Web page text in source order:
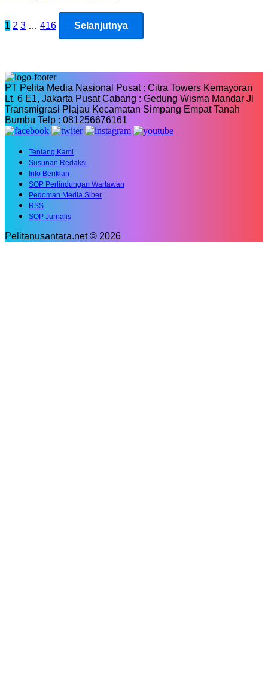
Paginasi
pos
1 2 3 … 416 Selanjutnya
PT Pelita Media Nasional Pusat : Citra Towers Kemayoran
Lt. 6 E1, Jakarta Pusat Cabang : Gedung Wisma Mandar Jl
Transmigrasi Plajau Kecamatan Simpang Empat Tanah
Bumbu Telp : 081256676161
Tentang Kami
Susunan Redaksi
Info Beriklan
SOP Perlindungan Wartawan
Pedoman Media Siber
RSS
SOP Jurnalis
Pelitanusantara.net © 2026